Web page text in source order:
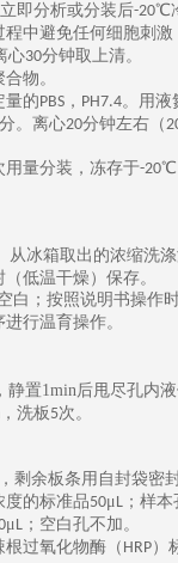
即分析或分装后-20℃
中避免任何细胞刺激
心30分钟取上清。
物。
量的PBS ， PH7.4。用液
。离心20分钟左右（
用量分装，冻存于-20℃
从冰箱取出的浓缩洗
低温干燥）保存。
白；按照说明书操作
行温育操作。
静置1min后甩尽孔内
，洗板 5次。
剩余板条用自封袋密
度的标准品50μL ；样
μL ；空白孔不加。
过氧化物酶（HRP）